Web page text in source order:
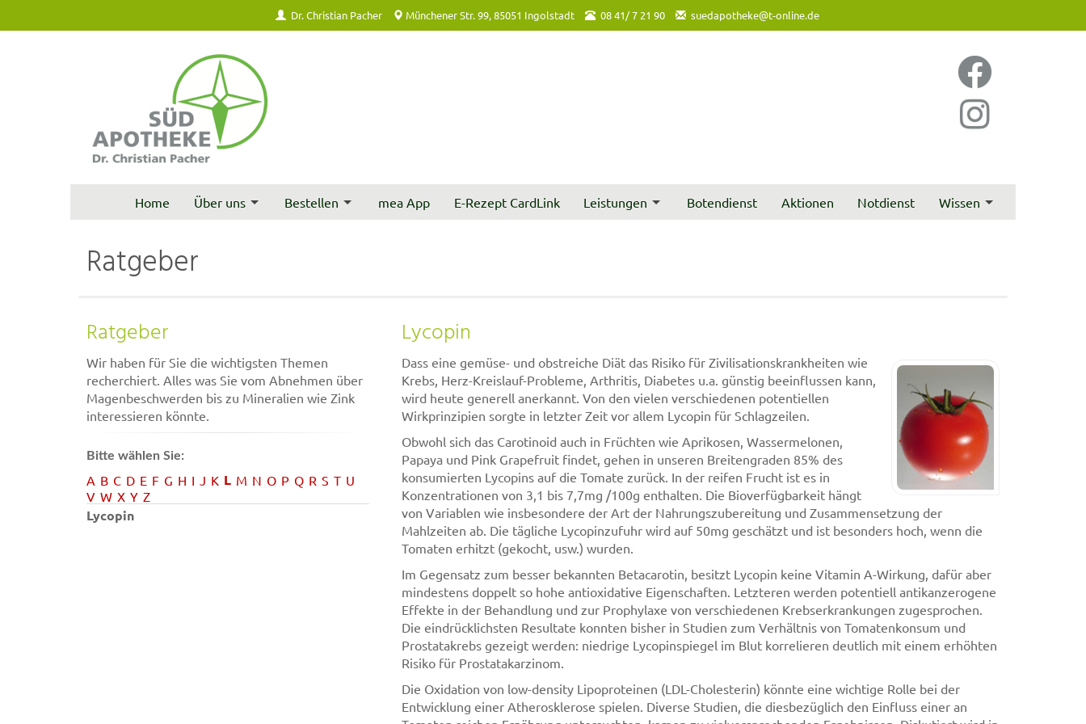
Dr. Christian Pacher Münchener Str. 99, 85051 Ingolstadt 08 41/ 7 21 90 suedapotheke@t-online.de
Home Über uns Bestellen mea App E-Rezept CardLink Leistungen Botendienst Aktionen Notdienst Wissen
Ratgeber
Ratgeber
Wir haben für Sie die wichtigsten Themen
recherchiert. Alles was Sie vom Abnehmen über
Magenbeschwerden bis zu Mineralien wie Zink
interessieren könnte.
Bitte wählen Sie:
A B C D E F G H I J K L M N O P Q R S T U
V W X Y Z
Lycopin
Lycopin
Dass eine gemüse- und obstreiche Diät das Risiko für Zivilisationskrankheiten wie
Krebs, Herz-Kreislauf-Probleme, Arthritis, Diabetes u.a. günstig beeinflussen kann,
wird heute generell anerkannt. Von den vielen verschiedenen potentiellen
Wirkprinzipien sorgte in letzter Zeit vor allem Lycopin für Schlagzeilen.
Obwohl sich das Carotinoid auch in Früchten wie Aprikosen, Wassermelonen,
Papaya und Pink Grapefruit findet, gehen in unseren Breitengraden 85% des
konsumierten Lycopins auf die Tomate zurück. In der reifen Frucht ist es in
Konzentrationen von 3,1 bis 7,7mg /100g enthalten. Die Bioverfügbarkeit hängt
von Variablen wie insbesondere der Art der Nahrungszubereitung und Zusammensetzung der
Mahlzeiten ab. Die tägliche Lycopinzufuhr wird auf 50mg geschätzt und ist besonders hoch, wenn die
Tomaten erhitzt (gekocht, usw.) wurden.
Im Gegensatz zum besser bekannten Betacarotin, besitzt Lycopin keine Vitamin A-Wirkung, dafür aber
mindestens doppelt so hohe antioxidative Eigenschaften. Letzteren werden potentiell antikanzerogene
Effekte in der Behandlung und zur Prophylaxe von verschiedenen Krebserkrankungen zugesprochen.
Die eindrücklichsten Resultate konnten bisher in Studien zum Verhältnis von Tomatenkonsum und
Prostatakrebs gezeigt werden: niedrige Lycopinspiegel im Blut korrelieren deutlich mit einem erhöhten
Risiko für Prostatakarzinom.
Die Oxidation von low-density Lipoproteinen (LDL-Cholesterin) könnte eine wichtige Rolle bei der
Entwicklung einer Atherosklerose spielen. Diverse Studien, die diesbezüglich den Einfluss einer an